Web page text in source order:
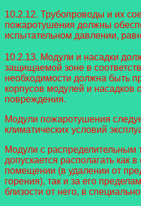
10.2.12. Трубопроводы и их
пожаротушения должны
испытательном давлении,
10.2.13. Модули и насадки
защищаемой зоне в
необходимости должна быть
корпусов модулей и насадков
повреждения.
Модули пожаротушения
климатических условий
Модули с распределительным
допускается располагать
помещении (в удалении от
горения), так и за его
близости от него, в